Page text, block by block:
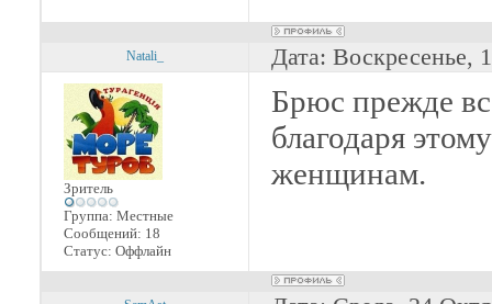
Natali_ Дата: Воскресенье,
Зритель
Группа: Местные
Сообщений: 18
Статус: Оффлайн
Брюс прежде
благодаря
женщинам.